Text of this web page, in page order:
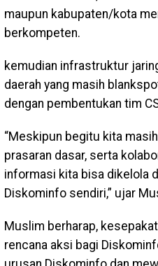
maupun kabupaten/kota
berkompeten.
kemudian infrastruktur
daerah yang masih
dengan pembentukan tim
“Meskipun begitu kita
prasaran dasar, serta
informasi kita bisa dikelola
Diskominfo sendiri,” ujar
Muslim berharap,
rencana aksi bagi